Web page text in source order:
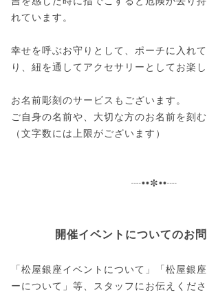
れています。
幸せを呼ぶお守りとして、ポーチに入れ
り、紐を通してアクセサリーとしてお楽し
お名前彫刻のサービスもございます。
ご自身の名前や、大切な方のお名前を刻
（文字数には上限がございます）
┈••✼••┈
開催イベントについてのお
「松屋銀座イベントについて」「松屋銀
ーについて」等、スタッフにお伝えくださ